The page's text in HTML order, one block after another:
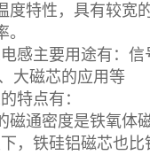
特性，具有较宽
主要用途有：信
大磁芯的应用等
点有：
通密度是铁氧体
，铁硅铝磁芯也比